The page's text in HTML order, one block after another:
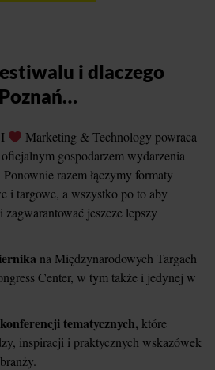
i dlaczego
Poznań…
I
Marketing & Technology powraca
gospodarzem wydarzenia
Ponownie razem łączymy formaty
i targowe, a wszystko po to aby
jeszcze lepszy
na Międzynarodowych Targach
Center, w tym także i jedynej w
tematycznych, które
inspiracji i praktycznych wskazówek